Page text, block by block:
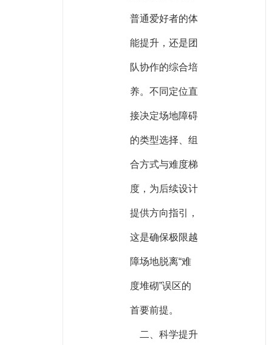
普通爱好者的体
能提升，还是团
队协作的综合培
养。不同定位直
接决定场地障碍
的类型选择、组
合方式与难度梯
度，为后续设计
提供方向指引，
这是确保极限越
障场地脱离“难
度堆砌”误区的
首要前提。
二、科学提升